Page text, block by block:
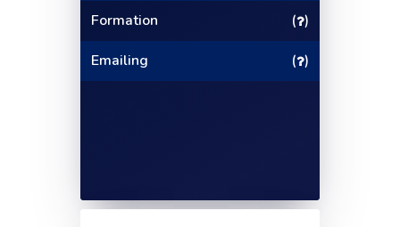
Formation ( )
Emailing ( )